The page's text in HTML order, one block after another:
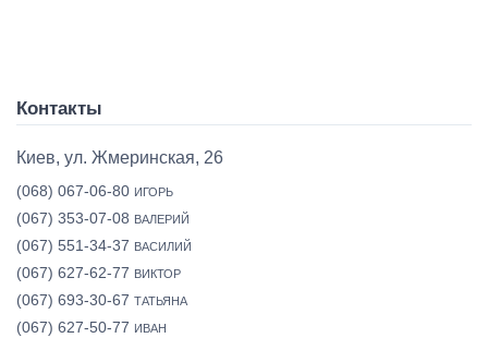
Контакты
Киев, ул. Жмеринская, 26
(068) 067-06-80 ИГОРЬ
(067) 353-07-08 ВАЛЕРИЙ
(067) 551-34-37 ВАСИЛИЙ
(067) 627-62-77 ВИКТОР
(067) 693-30-67 ТАТЬЯНА
(067) 627-50-77 ИВАН